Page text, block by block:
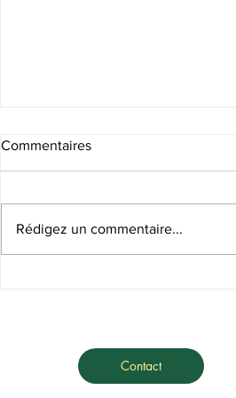
Recrutement SF
Commentaires
Rédigez un commentaire...
Contact